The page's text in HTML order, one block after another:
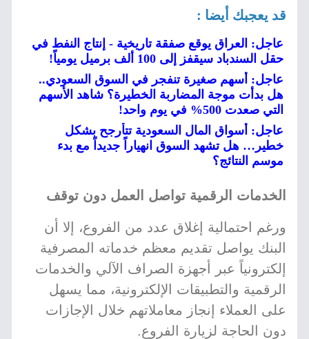
قد يعجبك أيضا :
عاجل: العراق يوقع صفقة تاريخية - إنتاج النفط في
حقل السندباد سيقفز إلى 100 ألف برميل يومياً!
عاجل: أسهم صغيرة تنفجر في السوق السعودي..
هل بدأت موجة المضاربة الخطيرة؟ شاهد الأسهم
التي صعدت 500% في يوم واحد!
عاجل: أسواق المال السعودية تتأرجح بشكل
خطير… هل تشهد السوق انهياراً جديداً مع بدء
موسم النتائج؟
الخدمات الرقمية تواصل العمل دون توقف
ورغم احتمالية إغلاق عدد من الفروع، إلا أن
البنك يواصل تقديم معظم خدماته المصرفية
إلكترونياً عبر أجهزة الصراف الآلي والخدمات
الرقمية والتطبيقات الإلكترونية، مما يسهل
على العملاء إنجاز معاملاتهم خلال الإجازات
دون الحاجة لزيارة الفروع.